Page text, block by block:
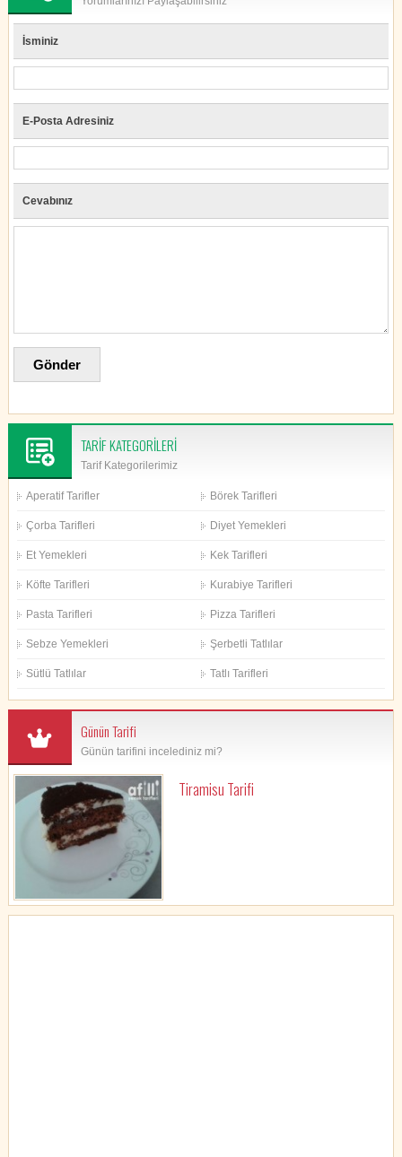
İsminiz
E-Posta Adresiniz
Cevabınız
TARİF KATEGORİLERİ
Tarif Kategorilerimiz
Aperatif Tarifler Börek Tarifleri
Çorba Tarifleri Diyet Yemekleri
Et Yemekleri Kek Tarifleri
Köfte Tarifleri Kurabiye Tarifleri
Pasta Tarifleri Pizza Tarifleri
Sebze Yemekleri Şerbetli Tatlılar
Sütlü Tatlılar Tatlı Tarifleri
Günün Tarifi
Günün tarifini incelediniz mi?
Tiramisu Tarifi